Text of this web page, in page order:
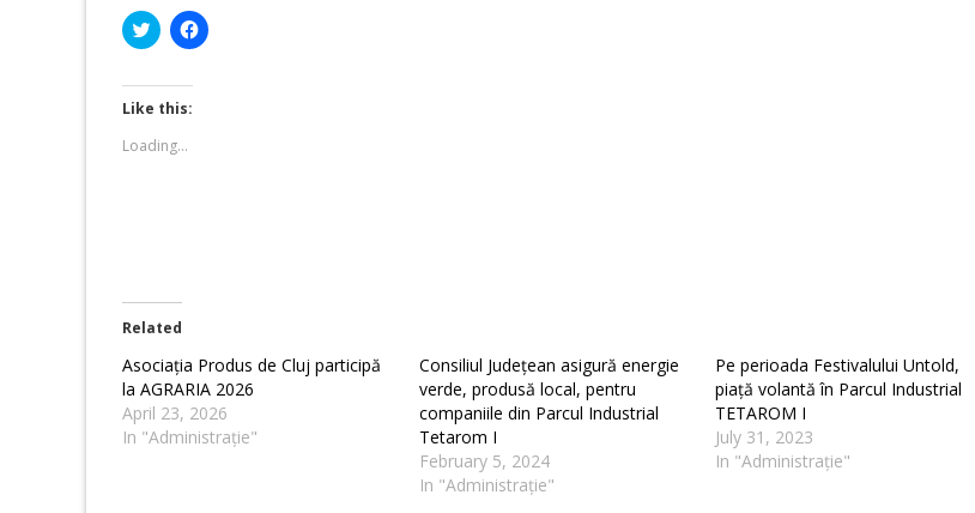
Click
to
Twitter
(Opens
in
new
window)
Click
to
Like this:
Loading...
Related
Asociația Produs de Cluj participă
la AGRARIA 2026
April 23, 2026
In "Administrație"
Consiliul Județean asigură energie
verde, produsă local, pentru
companiile din Parcul Industrial
Tetarom I
February 5, 2024
In "Administrație"
Pe perioada Festivalului Untold,
piață volantă în Parcul Industrial
TETAROM I
July 31, 2023
In "Administrație"